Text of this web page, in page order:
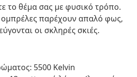
το θέμα σας με φυσικό τρόπο.
ομπρέλες παρέχουν απαλό φως,
οι σκληρές σκιές.
5500 Kelvin